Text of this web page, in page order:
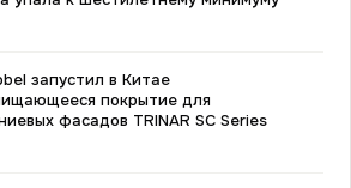
запустил в Китае
покрытие для
фасадов TRINAR SC Series